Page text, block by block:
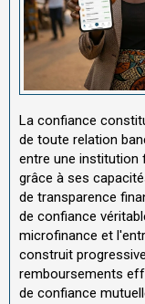
La confiance
de toute relation
entre une institution
grâce à ses
de transparence
de confiance
microfinance et
construit
remboursements
de confiance